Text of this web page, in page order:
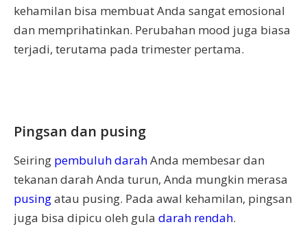
kehamilan bisa membuat Anda sangat emosional
dan memprihatinkan. Perubahan mood juga biasa
terjadi, terutama pada trimester pertama.
Pingsan dan pusing
Seiring pembuluh darahAnda membesar dan
tekanan darah Anda turun, Anda mungkin merasa
pusingatau pusing. Pada awal kehamilan, pingsan
juga bisa dipicu oleh gula darah rendah.